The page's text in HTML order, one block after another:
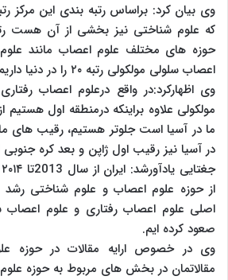
وی بیان کرد: براساس رتبه بندی این مرکز
اعصاب سلولی مولکولی رتبه ۲۰ را در دنیا داریم.
وی اظهارکرد:در واقع درعلوم اعصاب
مولکولی علاوه براینکه درمنطقه اول هستیم
ما در آسیا است جلوتر هستیم، رقیب های
در آسیا نیز رقیب اول ژاپن و بعد کره
از حوزه علوم اعصاب و علوم شناختی
اصلی علوم اعصاب رفتاری و علوم اعصاب
صعود کرده ایم.
وی در خصوص ارایه مقالات در حوزه
مقالاتمان در بخش های مربوط به حوزه